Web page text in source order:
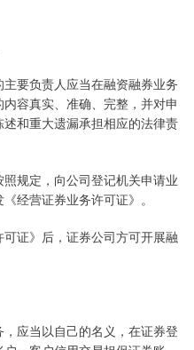
要负责人应当在融资融券业务
容真实、准确、完整，并对申
和重大遗漏承担相应的法律责
规定，向公司登记机关申请业
经营证券业务许可证》。
证》后，证券公司方可开展融
应当以自己的名义，在证券登